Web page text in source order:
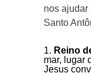
nos ajudar
Santo
Reino
mar, lugar
Jesus